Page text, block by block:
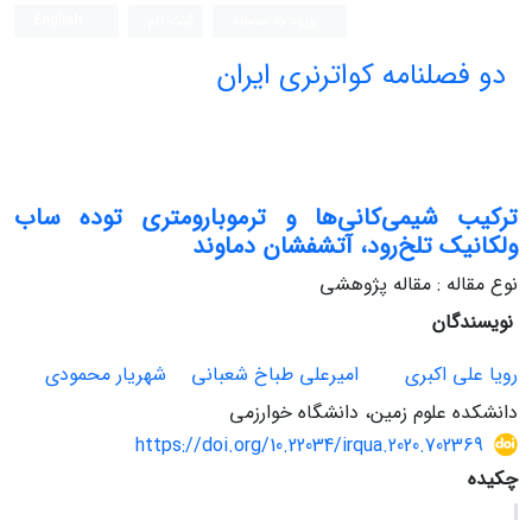
دو فصلنامه کواترنری ایران
ترکیب شیمی‌کانی‌ها و ترموبارومتری توده ساب
ولکانیک تلخ‌رود، آتشفشان دماوند
نوع مقاله : مقاله پژوهشی
نویسندگان
رویا علی اکبری
امیرعلی طباخ شعبانی
شهریار محمودی
دانشکده علوم زمین، دانشگاه خوارزمی
https://doi.org/10.22034/irqua.2020.702369
چکیده